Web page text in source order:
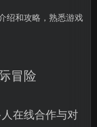
绍和攻略，熟悉游戏
冒险
在线合作与对